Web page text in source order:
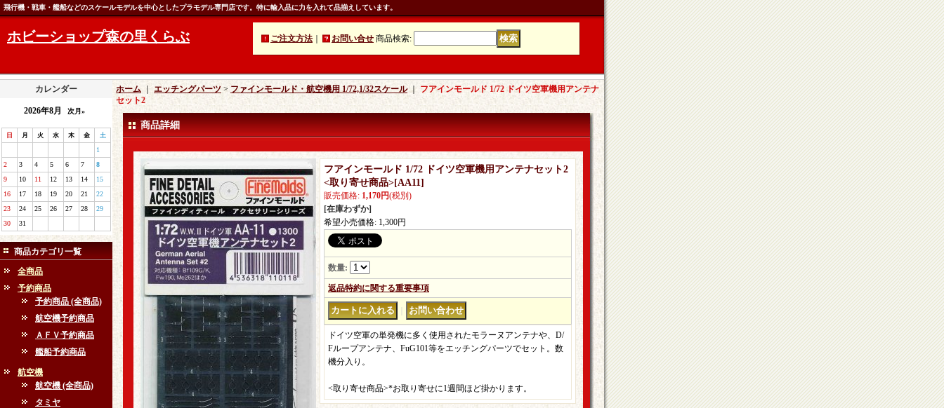
飛行機・戦車・艦船などのスケールモデルを中心としたプラモデル専門店です。特に輸入品に力を入れて品揃えしています。
ホビーショップ森の里くらぶ ご注文方法 お問い合せ 商品検索:
カレンダー
2026年8月 次月»
日 月 火 水 木 金 土
1
2
3 4 5 6 7
8
9
10 11 12 13 14
15
16
17 18 19 20 21
22
23
24 25 26 27 28
29
30
31
商品カテゴリ一覧
全商品
予約商品
予約商品 (全商品)
航空機予約商品
ＡＦＶ予約商品
艦船予約商品
航空機
航空機 (全商品)
タミヤ
ホーム エッチングパーツ > ファインモールド・航空機用 1/72,1/32スケール｜ フアインモールド 1/72 ドイツ空軍機用アンテナ
セット2
商品詳細
フアインモールド 1/72 ドイツ空軍機用アンテナセット2
<取り寄せ商品>[AA11]
販売価格: 1,170円(税別)
[在庫わずか]
希望小売価格: 1,300円
数量:
返品特約に関する重要事項
ドイツ空軍の単発機に多く使用されたモラーヌアンテナや、D/
Fループアンテナ、FuG101等をエッチングパーツでセット。数
機分入り。
<取り寄せ商品>*お取り寄せに1週間ほど掛かります。